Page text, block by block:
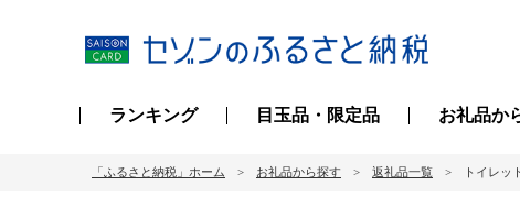
ランキング 目玉品・限定品 お礼品か
「ふるさと納税」ホーム お礼品から探す 返礼品一覧 トイレッ